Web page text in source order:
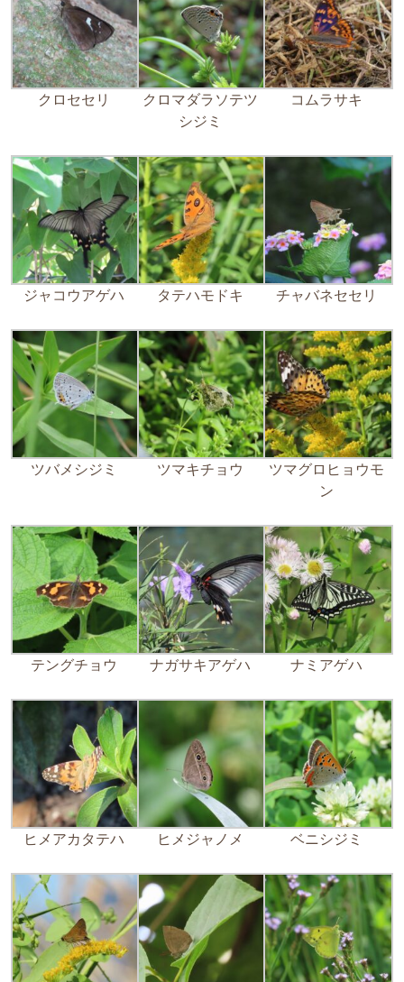
クロセセリ
クロマダラソテツ
シジミ
コムラサキ
ジャコウアゲハ タテハモドキ チャバネセセリ
ツバメシジミ ツマキチョウ
ツマグロヒョウモ
ン
テングチョウ ナガサキアゲハ ナミアゲハ
ヒメアカタテハ ヒメジャノメ ベニシジミ